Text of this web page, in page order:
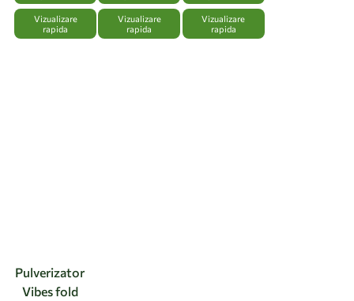
Vizualizare
rapida
Vizualizare
rapida
Vizualizare
rapida
Pulverizator
Vibes fold